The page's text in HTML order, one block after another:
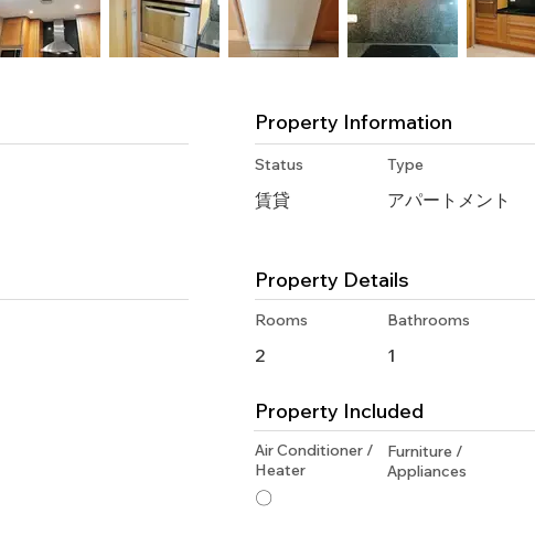
Property Information
Status
賃貸
Type
アパートメント
Property Details
Rooms Bathrooms
2 1
Property Included
Air Conditioner /
Heater
〇
Furniture /
Appliances